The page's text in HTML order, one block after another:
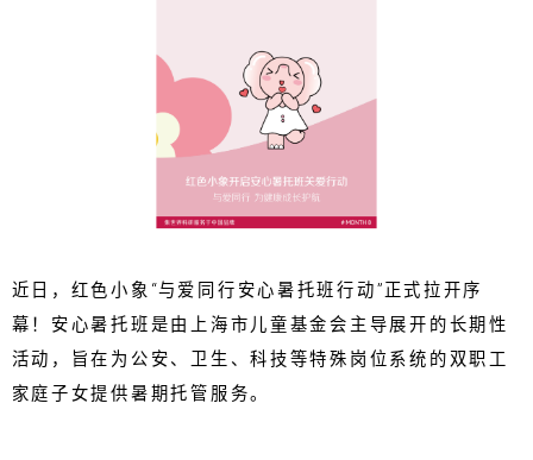
近日，红色小象“与爱同行安心暑托班行动”正式拉开序
幕！安心暑托班是由上海市儿童基金会主导展开的长期性
活动，旨在为公安、卫生、科技等特殊岗位系统的双职工
家庭子女提供暑期托管服务。